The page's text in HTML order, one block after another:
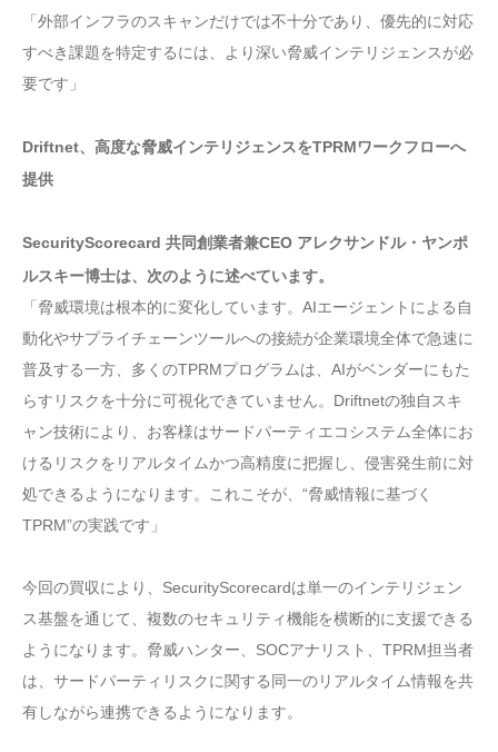
「外部インフラのスキャンだけでは不十分であり、優先的に対応
すべき課題を特定するには、より深い脅威インテリジェンスが必
要です」
Driftnet、高度な脅威インテリジェンスをTPRMワークフローへ
提供
SecurityScorecard 共同創業者兼CEO アレクサンドル・ヤンポ
ルスキー博士は、次のように述べています。
「脅威環境は根本的に変化しています。AIエージェントによる自
動化やサプライチェーンツールへの接続が企業環境全体で急速に
普及する一方、多くのTPRMプログラムは、AIがベンダーにもた
らすリスクを十分に可視化できていません。Driftnetの独自スキ
ャン技術により、お客様はサードパーティエコシステム全体にお
けるリスクをリアルタイムかつ高精度に把握し、侵害発生前に対
処できるようになります。これこそが、“脅威情報に基づく
TPRM”の実践です」
今回の買収により、SecurityScorecardは単一のインテリジェン
ス基盤を通じて、複数のセキュリティ機能を横断的に支援できる
ようになります。脅威ハンター、SOCアナリスト、TPRM担当者
は、サードパーティリスクに関する同一のリアルタイム情報を共
有しながら連携できるようになります。